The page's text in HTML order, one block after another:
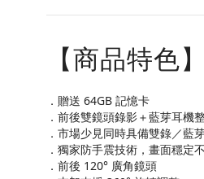
【商品特色】
．贈送 64GB 記憶卡
．前後雙鏡頭錄影＋藍芽耳機
．市場少見同時具備雙錄／藍
．獨家防手震技術，畫面穩定
．前後 120° 廣角鏡頭